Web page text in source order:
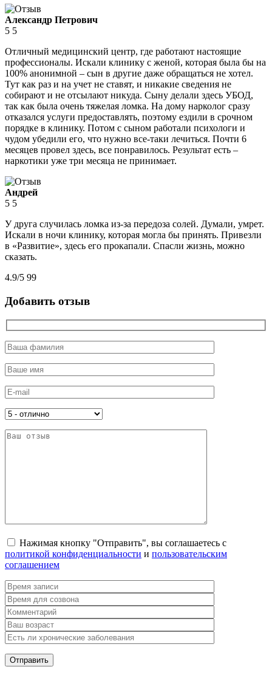
Александр Петрович
5 5
Отличный медицинский центр, где работают настоящие
профессионалы. Искали клинику с женой, которая была бы на
100% анонимной – сын в другие даже обращаться не хотел.
Тут как раз и на учет не ставят, и никакие сведения не
собирают и не отсылают никуда. Сыну делали здесь УБОД,
так как была очень тяжелая ломка. На дому нарколог сразу
отказался услуги предоставлять, поэтому ездили в срочном
порядке в клинику. Потом с сыном работали психологи и
чудом убедили его, что нужно все-таки лечиться. Почти 6
месяцев провел здесь, все понравилось. Результат есть –
наркотики уже три месяца не принимает.
Андрей
5 5
У друга случилась ломка из-за передоза солей. Думали, умрет.
Искали в ночи клинику, которая могла бы принять. Привезли
в «Развитие», здесь его прокапали. Спасли жизнь, можно
сказать.
4.9/5 99
Добавить отзыв
Нажимая кнопку "Отправить", вы соглашаетесь с
политикой конфиденциальности и пользовательским
соглашением